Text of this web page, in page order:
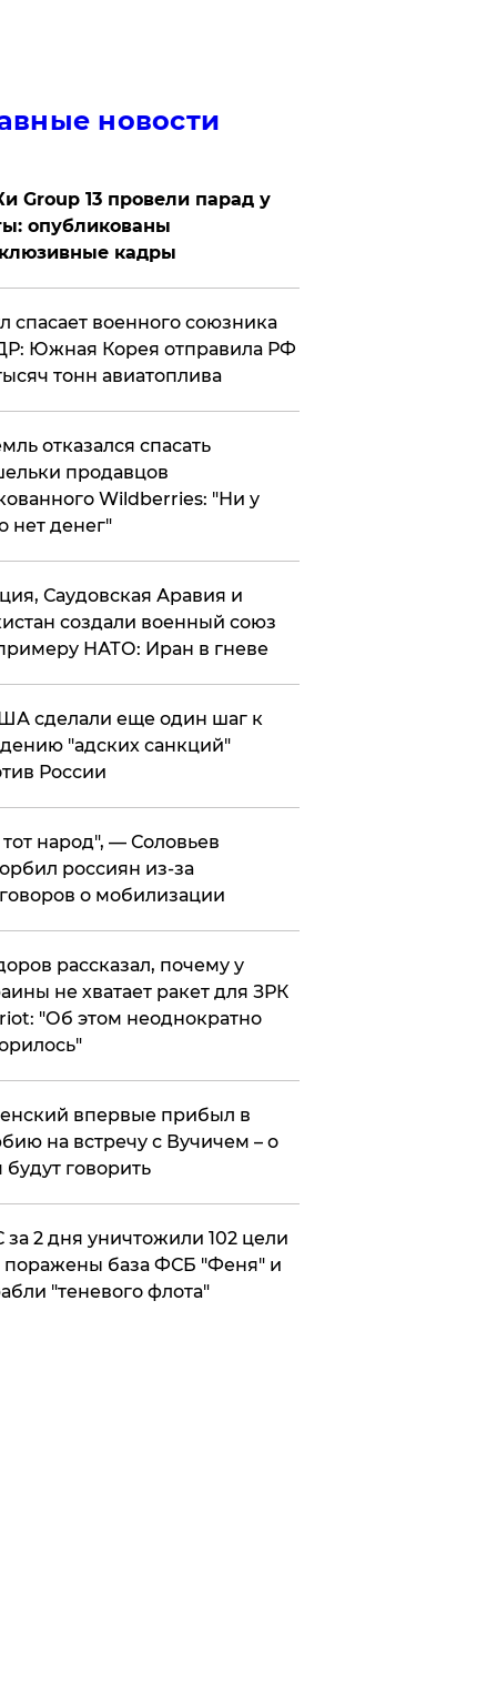
новости
Group 13 провели парад у
опубликованы
кадры
спасает военного союзника
Южная Корея отправила РФ
тонн авиатоплива
отказался спасать
продавцов
Wildberries: "Ни у
нет денег"
Саудовская Аравия и
создали военный союз
НАТО: Иран в гневе
сделали еще один шаг к
"адских санкций"
России
народ", — Соловьев
россиян из-за
о мобилизации
рассказал, почему у
не хватает ракет для ЗРК
"Об этом неоднократно
впервые прибыл в
на встречу с Вучичем – о
будут говорить
за 2 дня уничтожили 102 цели
база ФСБ "Феня" и
"теневого флота"